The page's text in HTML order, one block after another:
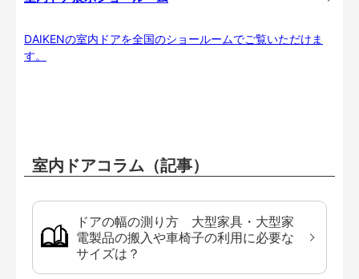
DAIKENの室内ドアを全国のショールームでご覧いただけま
す。
室内ドアコラム（記事）
ドアの幅の測り方 大型家具・大型家
電製品の搬入や車椅子の利用に必要な
サイズは？